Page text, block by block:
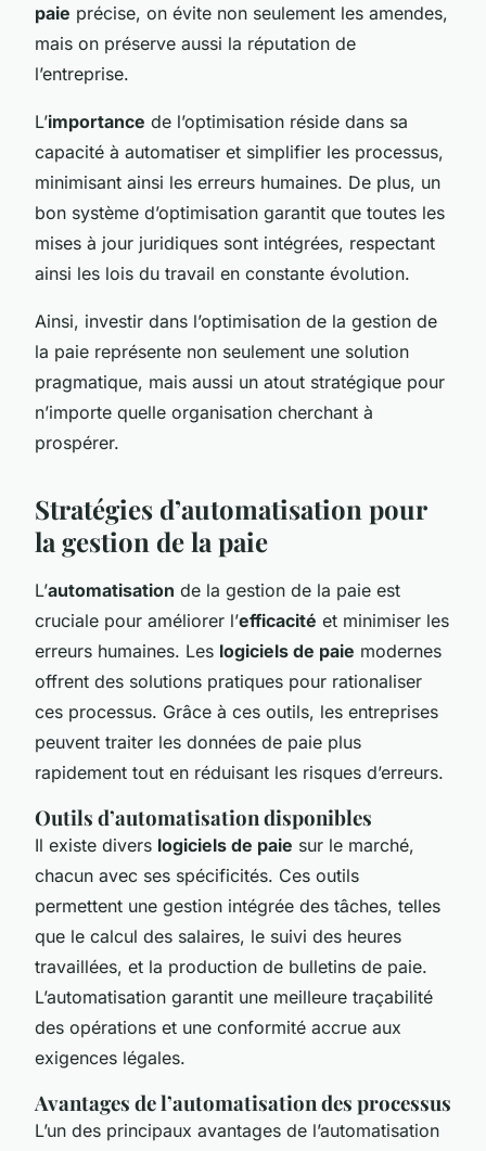
paie précise, on évite non seulement les amendes,
mais on préserve aussi la réputation de
l’entreprise.
L’importance de l’optimisation réside dans sa
capacité à automatiser et simplifier les processus,
minimisant ainsi les erreurs humaines. De plus, un
bon système d’optimisation garantit que toutes les
mises à jour juridiques sont intégrées, respectant
ainsi les lois du travail en constante évolution.
Ainsi, investir dans l’optimisation de la gestion de
la paie représente non seulement une solution
pragmatique, mais aussi un atout stratégique pour
n’importe quelle organisation cherchant à
prospérer.
Stratégies d’automatisation pour
la gestion de la paie
L’automatisation de la gestion de la paie est
cruciale pour améliorer l’efficacité et minimiser les
erreurs humaines. Les logiciels de paie modernes
offrent des solutions pratiques pour rationaliser
ces processus. Grâce à ces outils, les entreprises
peuvent traiter les données de paie plus
rapidement tout en réduisant les risques d’erreurs.
Outils d’automatisation disponibles
Il existe divers logiciels de paie sur le marché,
chacun avec ses spécificités. Ces outils
permettent une gestion intégrée des tâches, telles
que le calcul des salaires, le suivi des heures
travaillées, et la production de bulletins de paie.
L’automatisation garantit une meilleure traçabilité
des opérations et une conformité accrue aux
exigences légales.
Avantages de l’automatisation des processus
L’un des principaux avantages de l’automatisation